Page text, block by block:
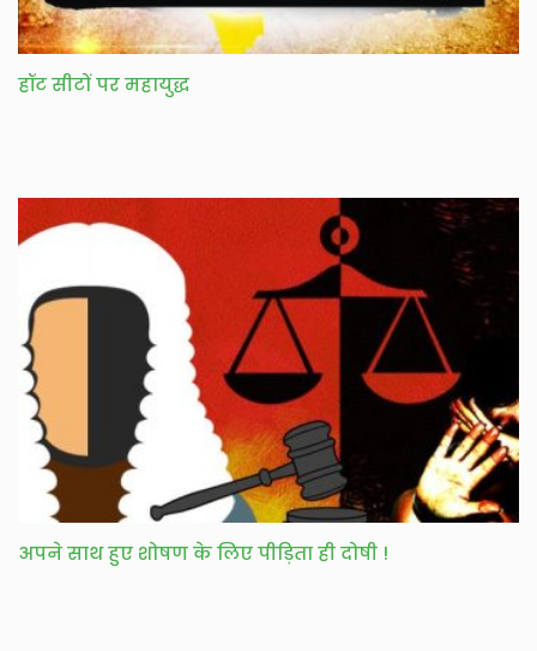
हॉट सीटों पर महायुद्ध
अपने साथ हुए शोषण के लिए पीड़िता ही दोषी !